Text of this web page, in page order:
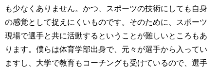
も少なくありません。かつ、スポーツの技術にしても自身
の感覚として捉えにくいものです。そのために、スポーツ
現場で選手と共に活動するということが難しいところもあ
ります。僕らは体育学部出身で、元々が選手から入ってい
ますし、大学で教育もコーチングも受けているので、選手